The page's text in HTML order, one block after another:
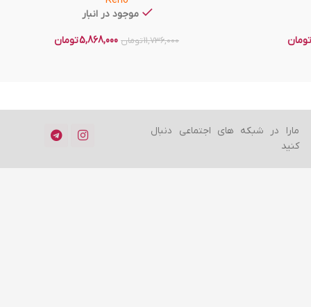
تومان
موجود در انبار
11,736,000تومان 5,868,000تومان
مارا در شبکه های اجتماعی دنبال
کنید